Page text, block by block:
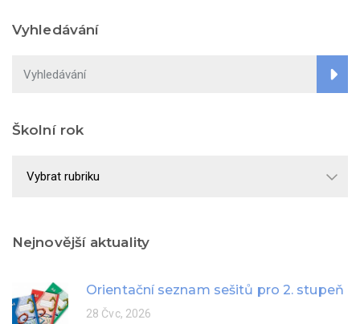
Vyhledávání
Školní rok
Nejnovější aktuality
Orientační seznam sešitů pro 2. stupeň
28 Čvc, 2026